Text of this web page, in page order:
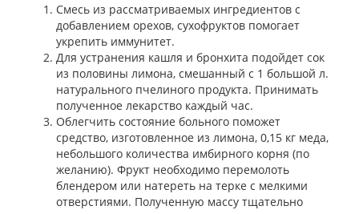
Смесь из рассматриваемых ингредиентов с
добавлением орехов, сухофруктов помогает
укрепить иммунитет.
Для устранения кашля и бронхита подойдет сок
из половины лимона, смешанный с 1 большой л.
натурального пчелиного продукта. Принимать
полученное лекарство каждый час.
Облегчить состояние больного поможет
средство, изготовленное из лимона, 0,15 кг меда,
небольшого количества имбирного корня (по
желанию). Фрукт необходимо перемолоть
блендером или натереть на терке с мелкими
отверстиями. Полученную массу тщательно